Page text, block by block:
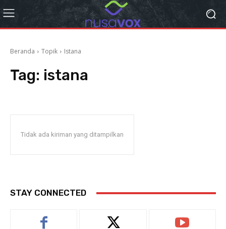
Beranda Topik Istana
Tag: istana
Tidak ada kiriman yang ditampilkan
STAY CONNECTED